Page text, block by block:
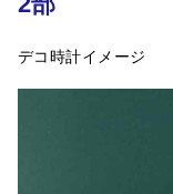
デコ時計イメージ